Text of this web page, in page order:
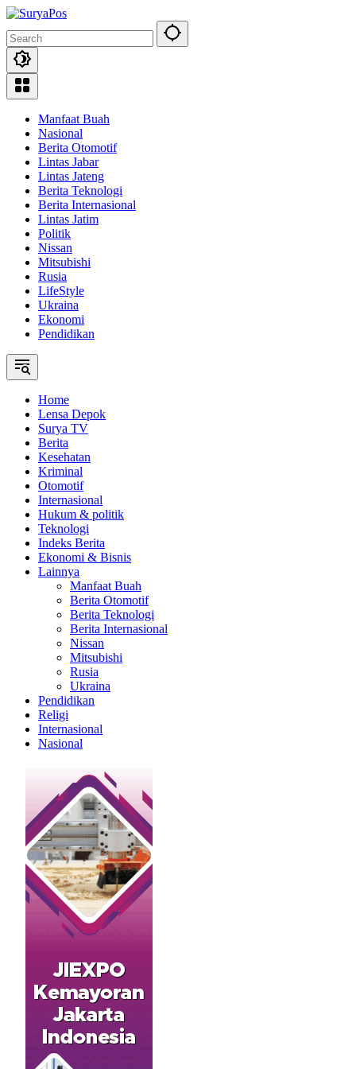
Skip
content
Manfaat Buah
Nasional
Berita Otomotif
Lintas Jabar
Lintas Jateng
Berita Teknologi
Berita Internasional
Lintas Jatim
Politik
Nissan
Mitsubishi
Rusia
LifeStyle
Ukraina
Ekonomi
Pendidikan
Home
Lensa Depok
Surya TV
Berita
Kesehatan
Kriminal
Otomotif
Internasional
Hukum & politik
Teknologi
Indeks Berita
Ekonomi & Bisnis
Lainnya
Manfaat Buah
Berita Otomotif
Berita Teknologi
Berita Internasional
Nissan
Mitsubishi
Rusia
Ukraina
Pendidikan
Religi
Internasional
Nasional